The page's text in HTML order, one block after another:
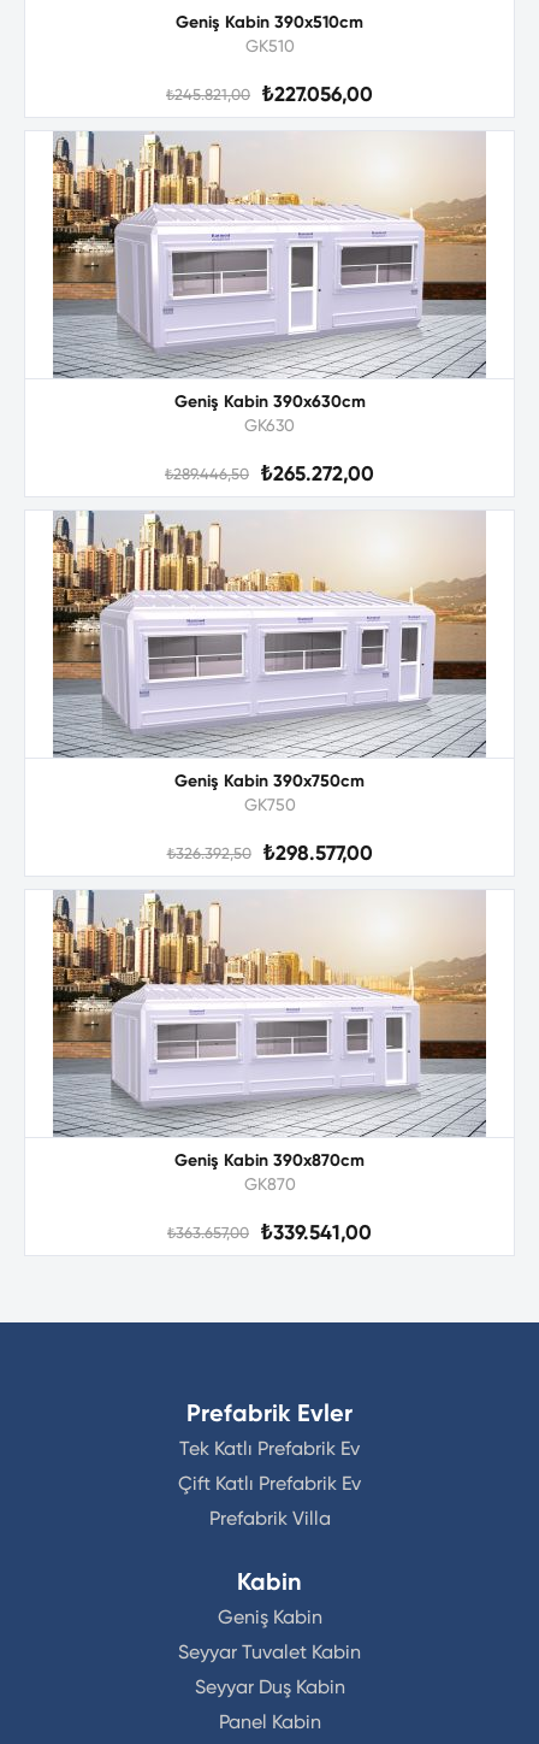
Geniş Kabin 390x510cm
GK510
₺245.821,00 ₺227.056,00
Geniş Kabin 390x630cm
GK630
₺289.446,50 ₺265.272,00
Geniş Kabin 390x750cm
GK750
₺326.392,50 ₺298.577,00
Geniş Kabin 390x870cm
GK870
₺363.657,00 ₺339.541,00
Prefabrik Evler
Tek Katlı Prefabrik Ev
Çift Katlı Prefabrik Ev
Prefabrik Villa
Kabin
Geniş Kabin
Seyyar Tuvalet Kabin
Seyyar Duş Kabin
Panel Kabin